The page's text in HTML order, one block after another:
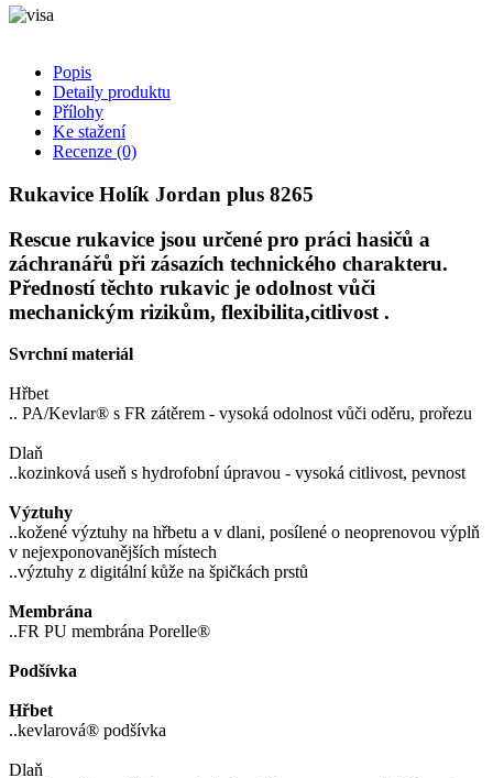
Popis
Detaily produktu
Přílohy
Ke stažení
Recenze (0)
Rukavice Holík Jordan plus 8265
Rescue rukavice jsou určené pro práci hasičů a
záchranářů při zásazích technického charakteru.
Předností těchto rukavic je odolnost vůči
mechanickým rizikům, flexibilita,citlivost .
Svrchní materiál
Hřbet
.. PA/Kevlar® s FR zátěrem - vysoká odolnost vůči oděru, prořezu
Dlaň
..kozinková useň s hydrofobní úpravou - vysoká citlivost, pevnost
Výztuhy
..kožené výztuhy na hřbetu a v dlani, posílené o neoprenovou výplň
v nejexponovanějších místech
..výztuhy z digitální kůže na špičkách prstů
Membrána
..FR PU membrána Porelle®
Podšívka
Hřbet
..kevlarová® podšívka
Dlaň